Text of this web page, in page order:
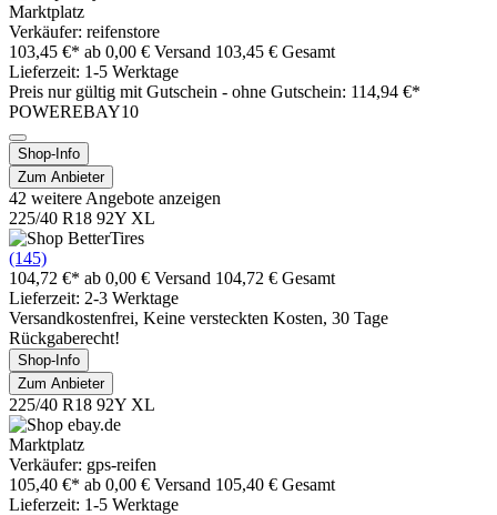
Marktplatz
Verkäufer: reifenstore
103,45 €* ab 0,00 € Versand 103,45 € Gesamt
Lieferzeit: 1-5 Werktage
Preis nur gültig mit Gutschein - ohne Gutschein: 114,94 €*
POWEREBAY10
Shop-Info
Zum Anbieter
42 weitere Angebote anzeigen
225/40 R18 92Y XL
(145)
104,72 €* ab 0,00 € Versand 104,72 € Gesamt
Lieferzeit: 2-3 Werktage
Versandkostenfrei, Keine versteckten Kosten, 30 Tage
Rückgaberecht!
Shop-Info
Zum Anbieter
225/40 R18 92Y XL
Marktplatz
Verkäufer: gps-reifen
105,40 €* ab 0,00 € Versand 105,40 € Gesamt
Lieferzeit: 1-5 Werktage